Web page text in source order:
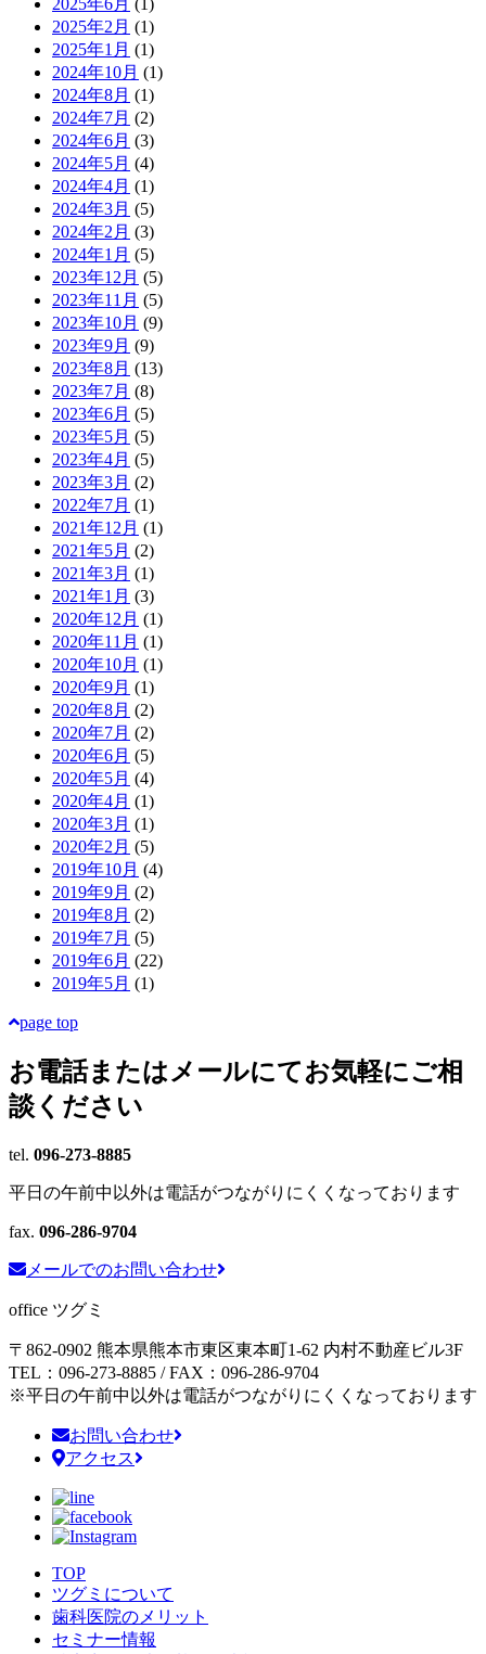
2025年6月 (1)
2025年2月 (1)
2025年1月 (1)
2024年10月 (1)
2024年8月 (1)
2024年7月 (2)
2024年6月 (3)
2024年5月 (4)
2024年4月 (1)
2024年3月 (5)
2024年2月 (3)
2024年1月 (5)
2023年12月 (5)
2023年11月 (5)
2023年10月 (9)
2023年9月 (9)
2023年8月 (13)
2023年7月 (8)
2023年6月 (5)
2023年5月 (5)
2023年4月 (5)
2023年3月 (2)
2022年7月 (1)
2021年12月 (1)
2021年5月 (2)
2021年3月 (1)
2021年1月 (3)
2020年12月 (1)
2020年11月 (1)
2020年10月 (1)
2020年9月 (1)
2020年8月 (2)
2020年7月 (2)
2020年6月 (5)
2020年5月 (4)
2020年4月 (1)
2020年3月 (1)
2020年2月 (5)
2019年10月 (4)
2019年9月 (2)
2019年8月 (2)
2019年7月 (5)
2019年6月 (22)
2019年5月 (1)
page top
お電話またはメールにてお気軽にご相
談ください
tel. 096-273-8885
平日の午前中以外は電話がつながりにくくなっております
fax. 096-286-9704
メールでのお問い合わせ
office ツグミ
〒862-0902 熊本県熊本市東区東本町1-62 内村不動産ビル3F
TEL：096-273-8885 / FAX：096-286-9704
※平日の午前中以外は電話がつながりにくくなっております
お問い合わせ
アクセス
TOP
ツグミについて
歯科医院のメリット
セミナー情報